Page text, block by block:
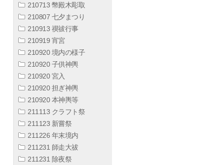
210713 幣殿木彫取
210807 七夕まつり
210913 禊祓行事
210919 宵宮
210920 境内の様子
210920 子供神輿
210920 宮入
210920 担ぎ神輿
210920 本神輿等
211113 クラフト祭
211123 新嘗祭
211226 年末境内
211231 師走大祓
211231 除夜祭